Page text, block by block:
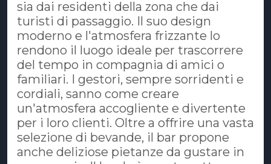
sia dai residenti della zona che dai
turisti di passaggio. Il suo design
moderno e l'atmosfera frizzante lo
rendono il luogo ideale per trascorrere
del tempo in compagnia di amici o
familiari. I gestori, sempre sorridenti e
cordiali, sanno come creare
un'atmosfera accogliente e divertente
per i loro clienti. Oltre a offrire una vasta
selezione di bevande, il bar propone
anche deliziose pietanze da gustare in